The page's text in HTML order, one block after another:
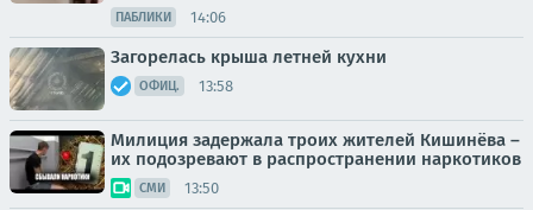
ПАБЛИКИ 14:06
Загорелась крыша летней кухни
ОФИЦ. 13:58
Милиция задержала троих жителей Кишинёва –
их подозревают в распространении наркотиков
СМИ 13:50